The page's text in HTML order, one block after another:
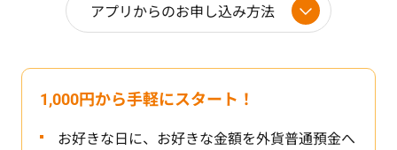
アプリからのお申し込み方法
1,000円から手軽にスタート！
お好きな日に、お好きな金額を外貨普通預金へ